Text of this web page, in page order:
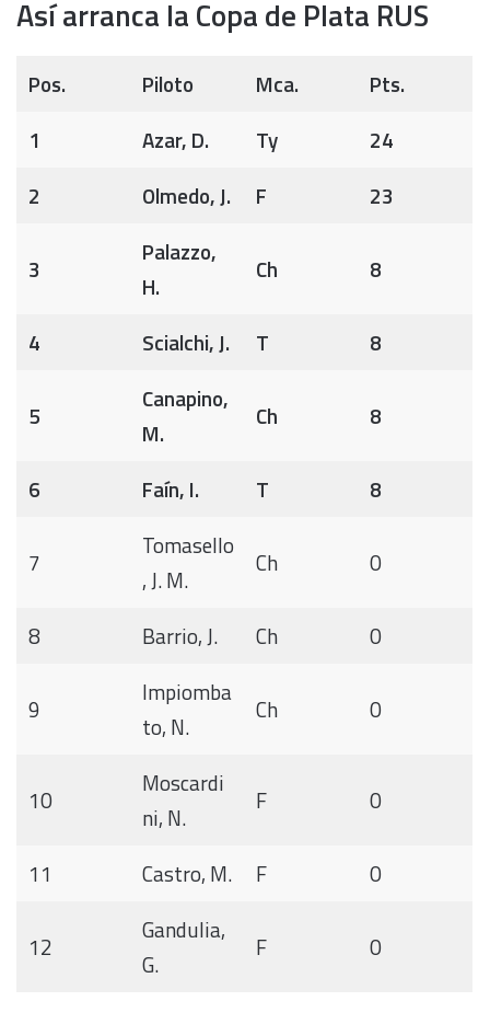
Así arranca la Copa de Plata RUS
Pos. Piloto Mca.
Pts.
1
Azar, D. Ty
24
2
Olmedo, J. F 23
3
Palazzo,
H.
Ch 8
4 Scialchi, J. T 8
5
Canapino,
M.
Ch 8
6 Faín, I. T 8
7
Tomasello
, J. M.
Ch 0
8 Barrio, J. Ch 0
9
Impiomba
to, N.
Ch 0
10
Moscardi
ni, N.
F 0
11 Castro, M. F 0
12
Gandulia,
G.
F 0